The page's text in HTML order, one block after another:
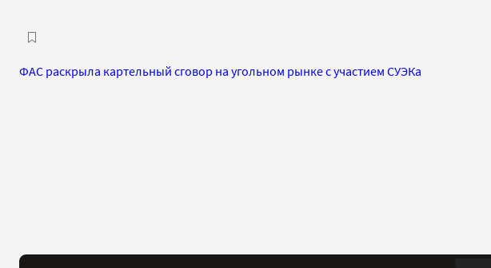
ФАС раскрыла картельный сговор на угольном рынке с участием СУЭКа